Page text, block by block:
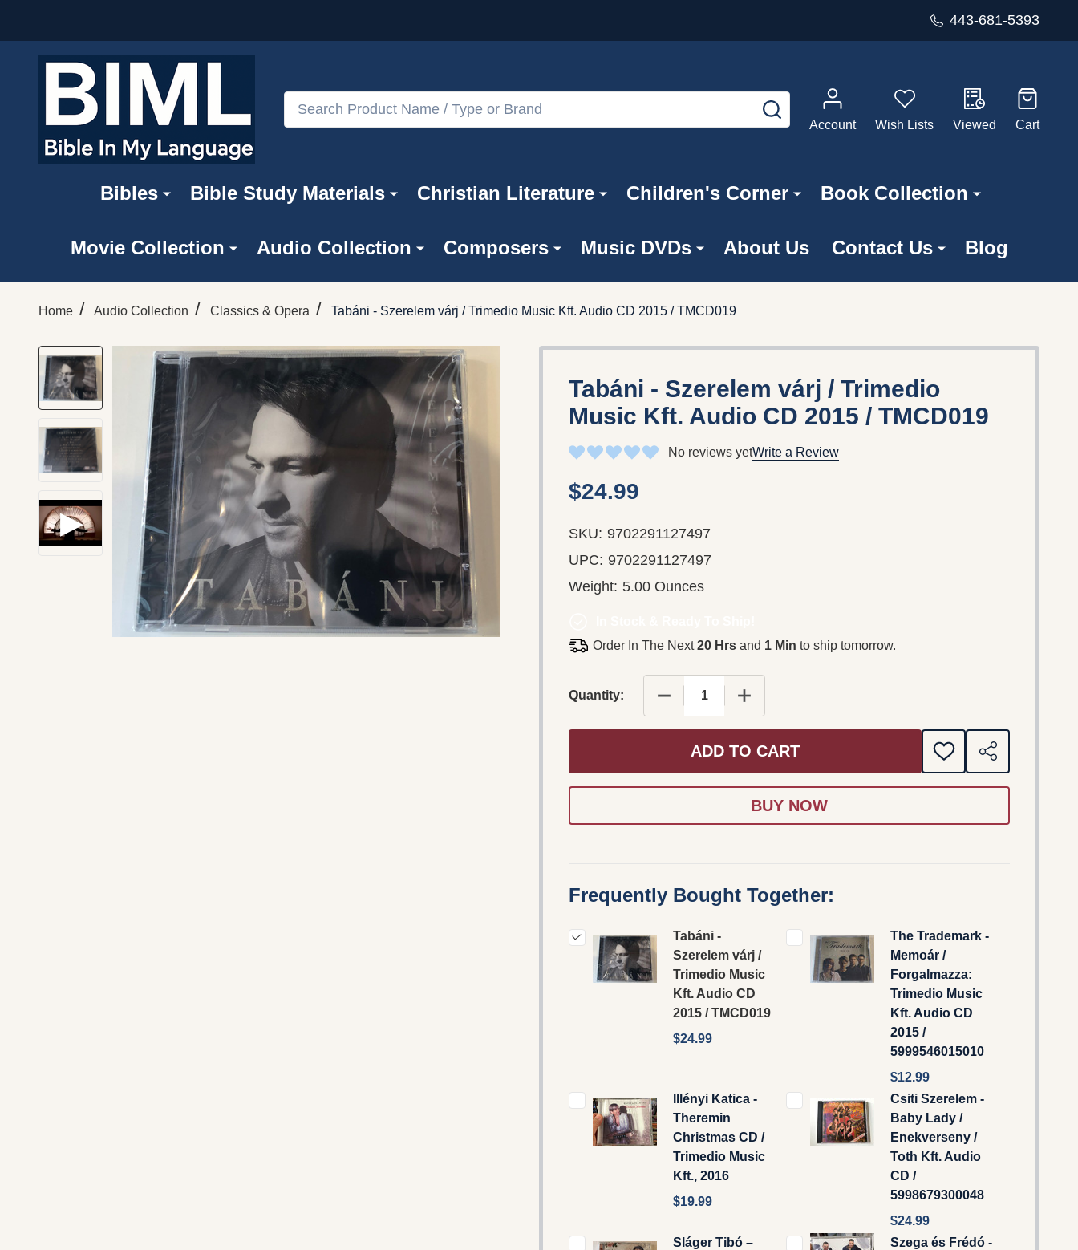
443-681-5393
Search
SEARCH
Account
Wish Lists Viewed Cart
Bibles Bible Study Materials Christian Literature Children's Corner Book Collection
Movie Collection Audio Collection Composers Music DVDs About Us Contact Us Blog
Home / Audio Collection / Classics & Opera / Tabáni - Szerelem várj / Trimedio Music Kft. Audio CD 2015 / TMCD019
Tabáni - Szerelem várj / Trimedio
Music Kft. Audio CD 2015 / TMCD019
No reviews yetWrite a Review
$24.99
SKU: 9702291127497
UPC: 9702291127497
Weight: 5.00 Ounces
Order In The Next20 Hrs and 1 Min to ship tomorrow.
Quantity: DECREASE QUANTITY OF TABÁNI - SZERELEM VÁRJ / TRIMEDIO
INCREASE QUANTITY OF TABÁNI - SZERELEM VÁRJ
ADD TO CART
ADD
TO
SHARE
Frequently Bought Together:
Tabáni -
Szerelem várj /
Trimedio Music
Kft. Audio CD
2015 / TMCD019
$24.99
The Trademark -
Memoár /
Forgalmazza:
Trimedio Music
Kft. Audio CD
2015 /
5999546015010
$12.99
Illényi Katica -
Theremin
Christmas CD /
Trimedio Music
Kft., 2016
$19.99
Csiti Szerelem -
Baby Lady /
Enekverseny /
Toth Kft. Audio
CD /
5998679300048
$24.99
Sláger Tibó ‎–
Szega és Frédó -